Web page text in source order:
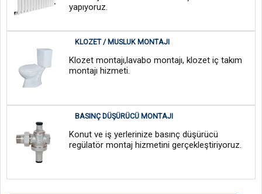
yapıyoruz.
KLOZET / MUSLUK MONTAJI
Klozet montajı,lavabo montajı, klozet iç takım
montajı hizmeti.
BASINÇ DÜŞÜRÜCÜ MONTAJI
Konut ve iş yerlerinize basınç düşürücü
regülatör montaj hizmetini gerçekleştiriyoruz.